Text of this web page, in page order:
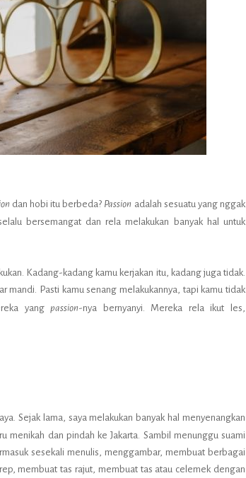
dan hobi itu berbeda? Passion adalah sesuatu yang nggak
bersemangat dan rela melakukan banyak hal untuk
Kadang-kadang kamu kerjakan itu, kadang juga tidak.
mandi. Pasti kamu senang melakukannya, tapi kamu tidak
yang passion-nya bernyanyi. Mereka rela ikut les,
Sejak lama, saya melakukan banyak hal menyenangkan
menikah dan pindah ke Jakarta. Sambil menunggu suami
sesekali menulis, menggambar, membuat berbagai
membuat tas rajut, membuat tas atau celemek dengan